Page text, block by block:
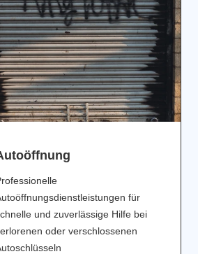
für
und zuverlässige Hilfe bei
oder verschlossenen